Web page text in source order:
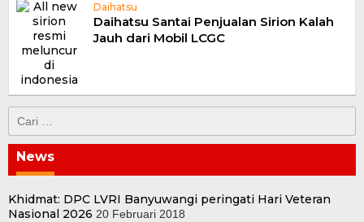
Daihatsu
Daihatsu Santai Penjualan Sirion Kalah
Jauh dari Mobil LCGC
untuk:
News
Khidmat: DPC LVRI Banyuwangi peringati Hari Veteran
Nasional 2026 20 Februari 2018